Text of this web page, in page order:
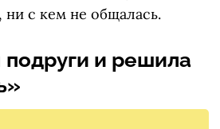
ни с кем не общалась.
подруги и решила